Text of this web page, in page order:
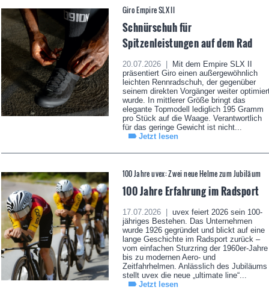
Giro Empire SLX II
Schnürschuh für
Spitzenleistungen auf dem Rad
20.07.2026 |
Mit dem Empire SLX II
präsentiert Giro einen außergewöhnlich
leichten Rennradschuh, der gegenüber
seinem direkten Vorgänger weiter
wurde. In mittlerer Größe bringt das
elegante Topmodell lediglich 195 Gramm
pro Stück auf die Waage. Verantwortlich
für das geringe Gewicht ist nicht...
Jetzt lesen
100 Jahre uvex: Zwei neue Helme zum Jubiläum
100 Jahre Erfahrung im Radsport
17.07.2026 |
uvex feiert 2026 sein 100-
jähriges Bestehen. Das Unternehmen
wurde 1926 gegründet und blickt auf eine
lange Geschichte im Radsport zurück –
vom einfachen Sturzring der 1960er-Jahre
bis zu modernen Aero- und
Zeitfahrhelmen. Anlässlich des Jubiläums
stellt uvex die neue „ultimate line“...
Jetzt lesen